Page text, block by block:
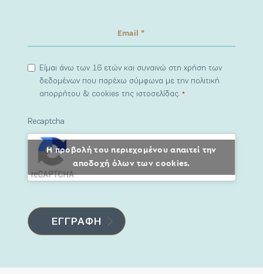
Είμαι άνω των 16 ετών και συναινώ στη χρήση των
δεδομένων που παρέχω σύμφωνα με την πολιτική
απορρήτου & cookies της ιστοσελίδας.*
Recaptcha
Η προβολή του περιεχομένου απαιτεί την
αποδοχή όλων των cookies.